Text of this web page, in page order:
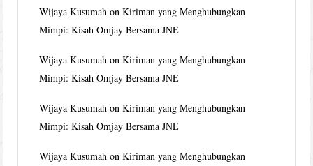
Wijaya Kusumah onKiriman yang Menghubungkan
Mimpi: Kisah Omjay Bersama JNE
Wijaya Kusumah onKiriman yang Menghubungkan
Mimpi: Kisah Omjay Bersama JNE
Wijaya Kusumah onKiriman yang Menghubungkan
Mimpi: Kisah Omjay Bersama JNE
Wijaya Kusumah onKiriman yang Menghubungkan